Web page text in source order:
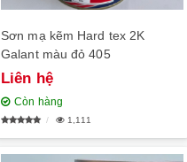
Sơn mạ kẽm Hard tex 2K
Galant màu đỏ 405
Liên hệ
Còn hàng
1,111